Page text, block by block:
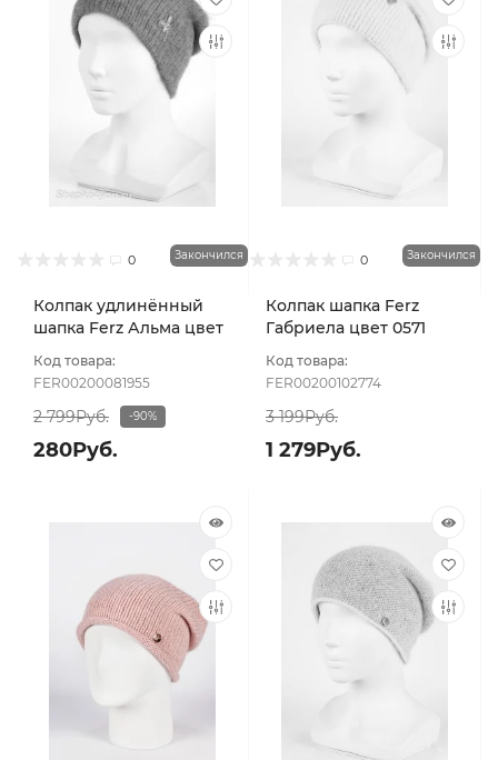
0 Закончился
Колпак удлинённый
шапка Ferz Альма цвет
Код товара:
FER00200081955
2 799Руб. -90%
280Руб.
0 Закончился
Колпак шапка Ferz
Габриела цвет 0571
Код товара:
FER00200102774
3 199Руб.
1 279Руб.